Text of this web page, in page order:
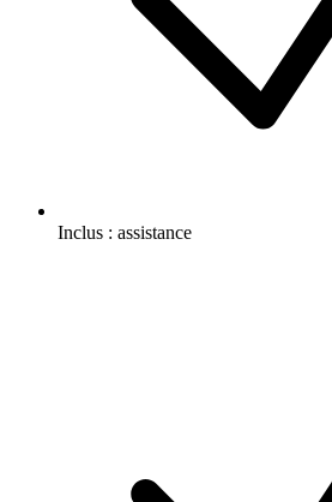
Inclus : assistance